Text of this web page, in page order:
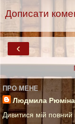
Дописати
‹
ПРО МЕНЕ
Людмила Рюміна
Дивитися мій повний